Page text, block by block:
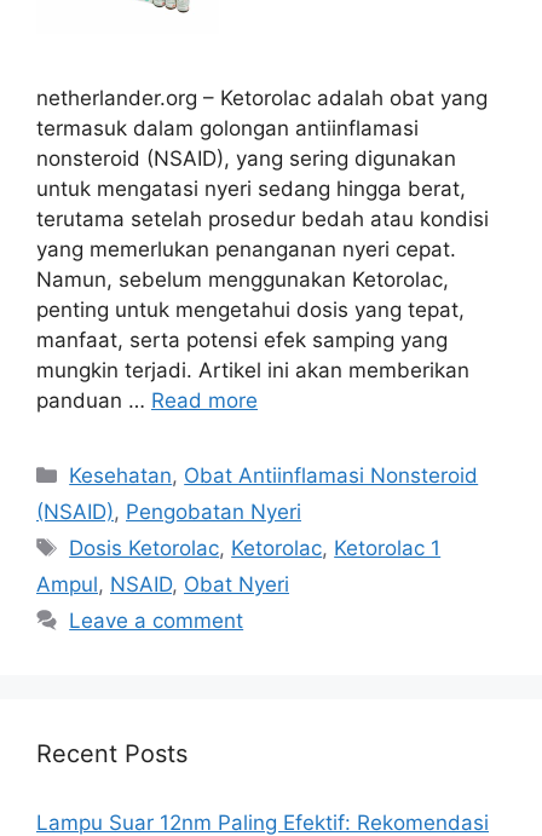
netherlander.org – Ketorolac adalah obat yang
termasuk dalam golongan antiinflamasi
nonsteroid (NSAID), yang sering digunakan
untuk mengatasi nyeri sedang hingga berat,
terutama setelah prosedur bedah atau kondisi
yang memerlukan penanganan nyeri cepat.
Namun, sebelum menggunakan Ketorolac,
penting untuk mengetahui dosis yang tepat,
manfaat, serta potensi efek samping yang
mungkin terjadi. Artikel ini akan memberikan
panduan … Read more
Categories
Kesehatan, Obat Antiinflamasi Nonsteroid
(NSAID), Pengobatan Nyeri
Tags
Dosis Ketorolac, Ketorolac, Ketorolac 1
Ampul, NSAID, Obat Nyeri
Leave a comment
Recent Posts
Lampu Suar 12nm Paling Efektif: Rekomendasi